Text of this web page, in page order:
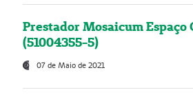
Prestador Mosaicum
(51004355-5)
07 de Maio de 2021